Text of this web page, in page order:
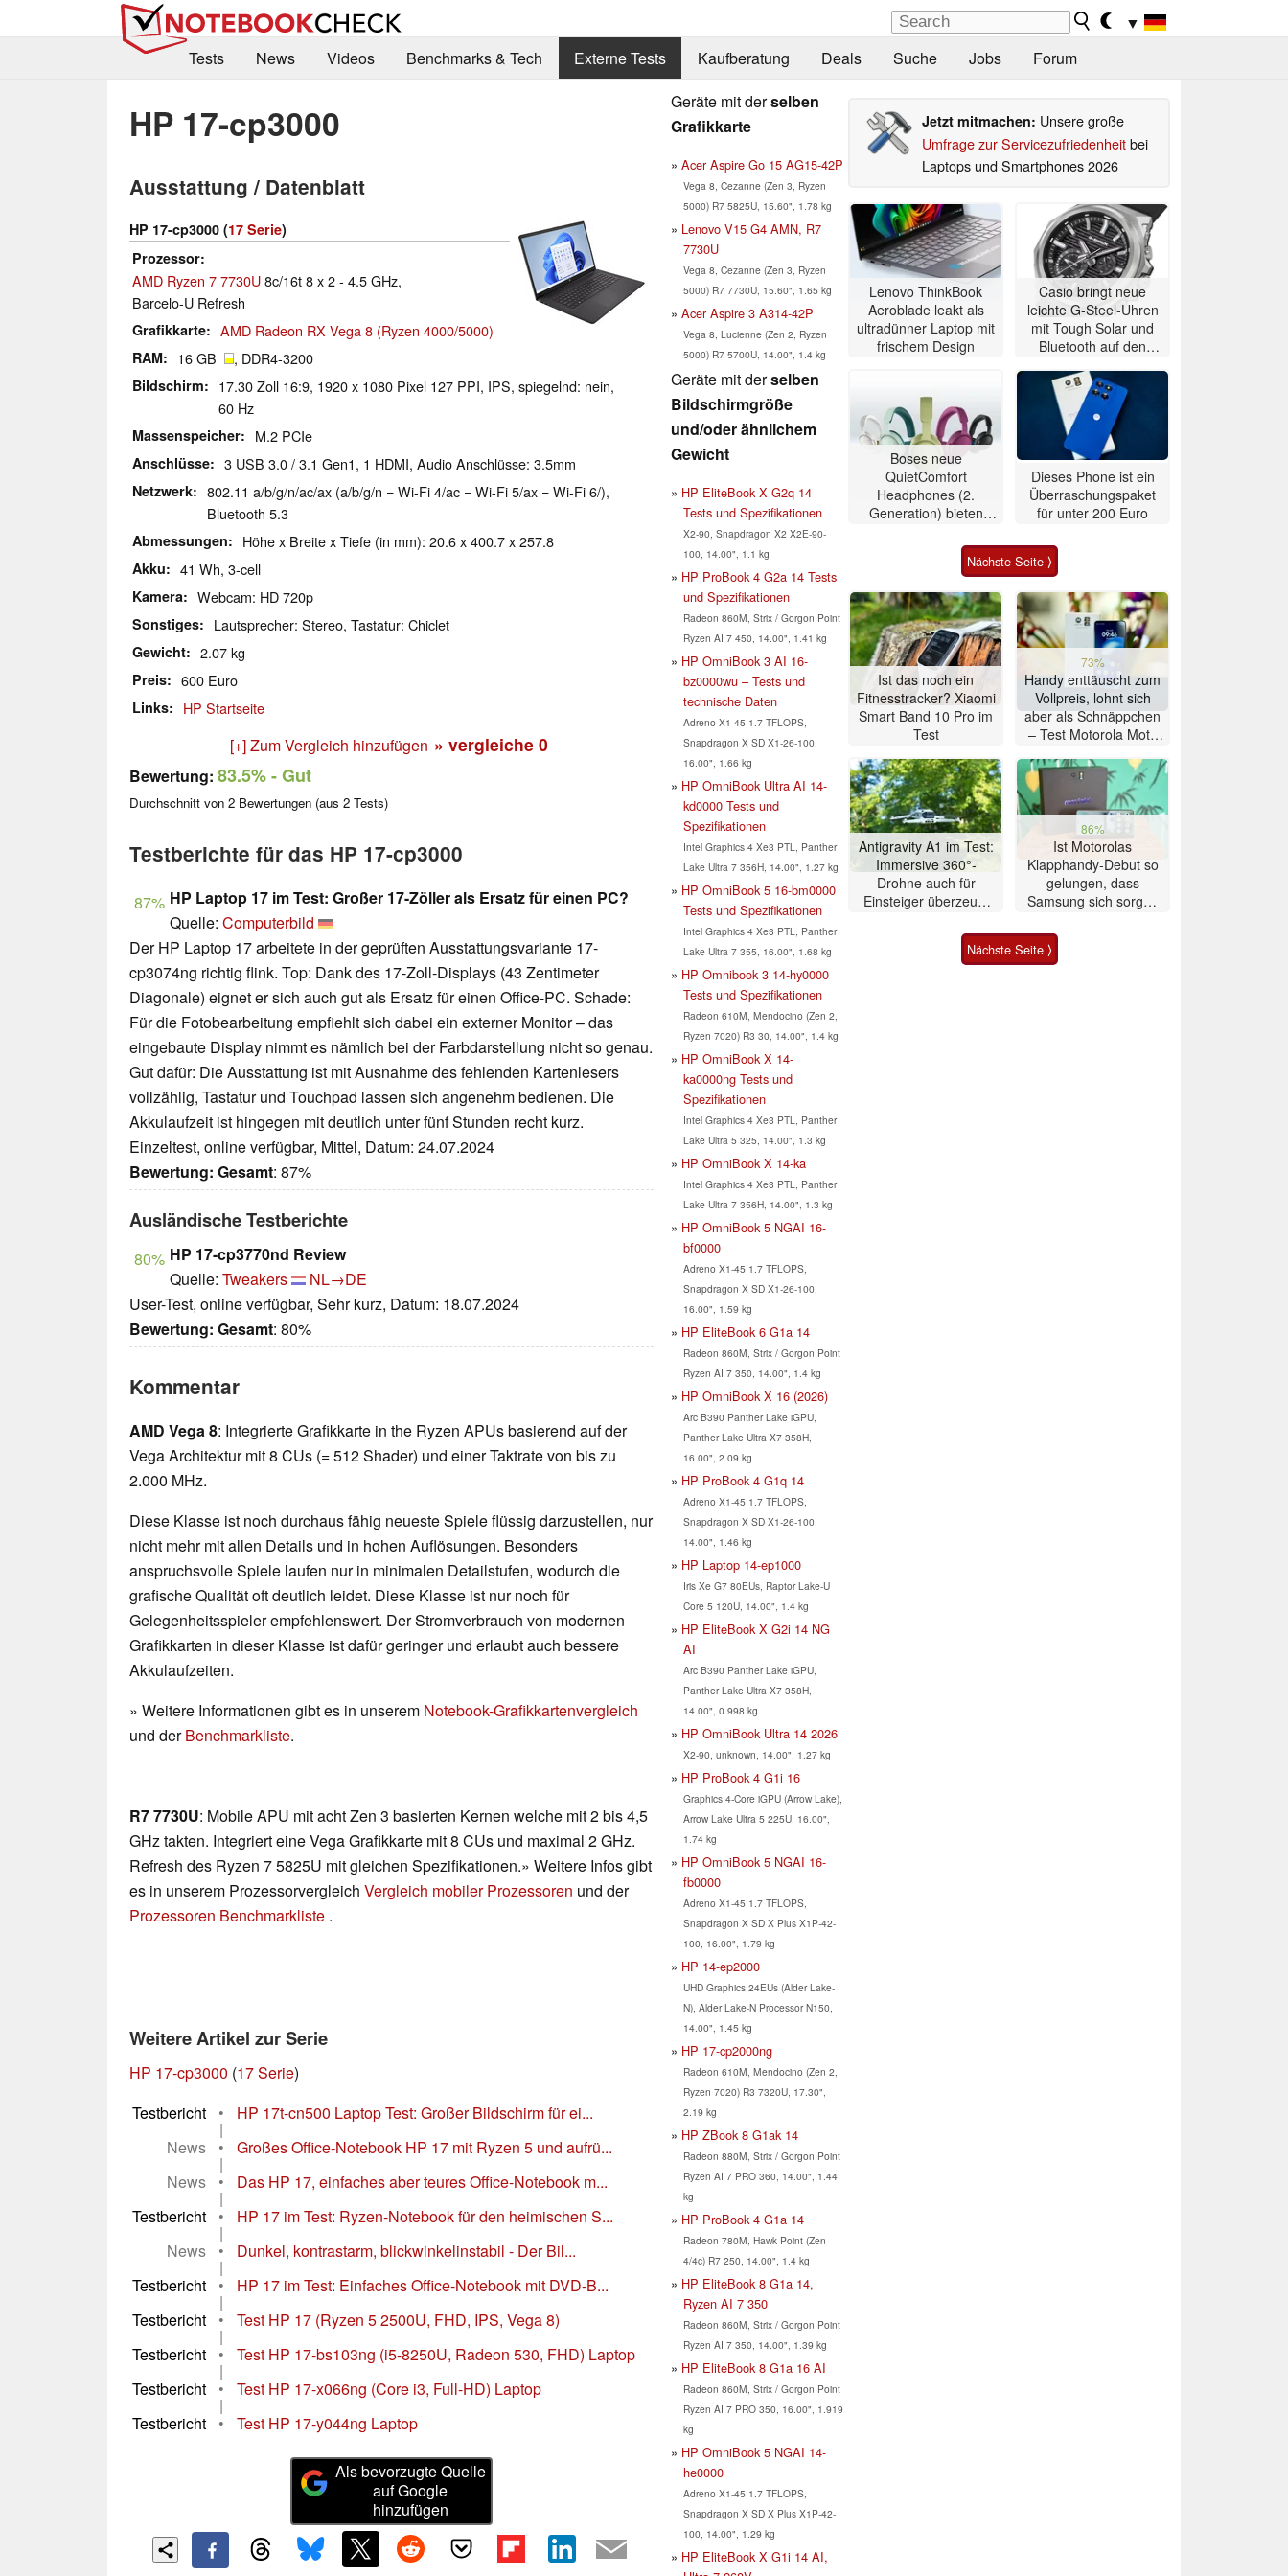
▼
Tests
News Videos Benchmarks & Tech Externe Tests Kaufberatung Deals Suche Jobs Forum
HP 17-cp3000
Ausstattung / Datenblatt
HP 17-cp3000 (17 Serie)
Prozessor
AMD Ryzen 7 7730U8c/16t 8 x 2 - 4.5 GHz,
Barcelo-U Refresh
Grafikkarte AMD Radeon RX Vega 8 (Ryzen 4000/5000)
RAM 16 GB , DDR4-3200
Bildschirm
17.30 Zoll 16:9, 1920 x 1080 Pixel 127 PPI, IPS, spiegelnd: nein,
60 Hz
Massenspeicher M.2 PCIe
Anschlüsse 3 USB 3.0 / 3.1 Gen1, 1 HDMI, Audio Anschlüsse: 3.5mm
Netzwerk
802.11 a/b/g/n/ac/ax (a/b/g/n = Wi-Fi 4/ac = Wi-Fi 5/ax = Wi-Fi 6/),
Bluetooth 5.3
Abmessungen Höhe x Breite x Tiefe (in mm): 20.6 x 400.7 x 257.8
Akku 41 Wh, 3-cell
Kamera Webcam: HD 720p
Sonstiges Lautsprecher: Stereo, Tastatur: Chiclet
Gewicht 2.07 kg
Preis 600 Euro
Links HP Startseite
[+] Zum Vergleich hinzufügen » vergleiche 0
Bewertung: 83.5%- Gut
Durchschnitt von 2 Bewertungen (aus 2 Tests)
Testberichte für das HP 17-cp3000
87% HP Laptop 17 im Test: Großer 17-Zöller als Ersatz für einen PC?
Quelle: Computerbild
Der HP Laptop 17 arbeitete in der geprüften Ausstattungsvariante 17-
cp3074ng richtig flink. Top: Dank des 17-­Zoll-­Displays (43 Zentimeter
Diagonale) eignet er sich auch gut als Ersatz für einen Office-PC. Schade:
Für die Fotobearbeitung empfiehlt sich dabei ein externer Monitor – das
eingebaute Display nimmt es nämlich bei der Farbdarstellung nicht so genau.
Gut dafür: Die Ausstattung ist mit Ausnahme des fehlenden Kartenlesers
vollzählig, Tastatur und Touchpad lassen sich angenehm bedienen. Die
Akkulaufzeit ist hingegen mit deutlich unter fünf Stunden recht kurz.
Einzeltest, online verfügbar, Mittel, Datum: 24.07.2024
Bewertung: Gesamt: 87%
Ausländische Testberichte
80% HP 17-cp3770nd Review
Quelle: Tweakers
NL→DE
User-Test, online verfügbar, Sehr kurz, Datum: 18.07.2024
Bewertung: Gesamt: 80%
Kommentar
AMD Vega 8: Integrierte Grafikkarte in the Ryzen APUs basierend auf der
Vega Architektur mit 8 CUs (= 512 Shader) und einer Taktrate von bis zu
2.000 MHz.
Diese Klasse ist noch durchaus fähig neueste Spiele flüssig darzustellen, nur
nicht mehr mit allen Details und in hohen Auflösungen. Besonders
anspruchsvolle Spiele laufen nur in minimalen Detailstufen, wodurch die
grafische Qualität oft deutlich leidet. Diese Klasse ist nur noch für
Gelegenheitsspieler empfehlenswert. Der Stromverbrauch von modernen
Grafikkarten in dieser Klasse ist dafür geringer und erlaubt auch bessere
Akkulaufzeiten.
» Weitere Informationen gibt es in unserem Notebook-Grafikkartenvergleich
und derBenchmarkliste.
R7 7730U: Mobile APU mit acht Zen 3 basierten Kernen welche mit 2 bis 4,5
GHz takten. Integriert eine Vega Grafikkarte mit 8 CUs und maximal 2 GHz.
Refresh des Ryzen 7 5825U mit gleichen Spezifikationen.» Weitere Infos gibt
es in unserem Prozessorvergleich Vergleich mobiler Prozessoren und der
Prozessoren Benchmarkliste .
Weitere Artikel zur Serie
HP 17-cp3000 (17 Serie)
Testbericht
• HP 17t-cn500 Laptop Test: Großer Bildschirm für ei...
|
News
• Großes Office-Notebook HP 17 mit Ryzen 5 und aufrü...
|
News
• Das HP 17, einfaches aber teures Office-Notebook m...
|
Testbericht
• HP 17 im Test: Ryzen-Notebook für den heimischen S...
|
News
• Dunkel, kontrastarm, blickwinkelinstabil - Der Bil...
|
Testbericht
• HP 17 im Test: Einfaches Office-Notebook mit DVD-B...
|
Testbericht
• Test HP 17 (Ryzen 5 2500U, FHD, IPS, Vega 8)
|
Testbericht
• Test HP 17-bs103ng (i5-8250U, Radeon 530, FHD) Laptop
|
Testbericht
• Test HP 17-x066ng (Core i3, Full-HD) Laptop
|
Testbericht
• Test HP 17-y044ng Laptop
Als bevorzugte Quelle
auf Google
hinzufügen
Geräte mit derselben
Grafikkarte
Acer Aspire Go 15 AG15-42P
Vega 8, Cezanne (Zen 3, Ryzen
5000) R7 5825U, 15.60", 1.78 kg
Lenovo V15 G4 AMN, R7
7730U
Vega 8, Cezanne (Zen 3, Ryzen
5000) R7 7730U, 15.60", 1.65 kg
Acer Aspire 3 A314-42P
Vega 8, Lucienne (Zen 2, Ryzen
5000) R7 5700U, 14.00", 1.4 kg
Geräte mit derselben
Bildschirmgröße
und/oder ähnlichem
Gewicht
HP EliteBook X G2q 14
Tests und Spezifikationen
X2-90, Snapdragon X2 X2E-90-
100, 14.00", 1.1 kg
HP ProBook 4 G2a 14 Tests
und Spezifikationen
Radeon 860M, Strix / Gorgon Point
Ryzen AI 7 450, 14.00", 1.41 kg
HP OmniBook 3 AI 16-
bz0000wu – Tests und
technische Daten
Adreno X1-45 1.7 TFLOPS,
Snapdragon X SD X1-26-100,
16.00", 1.66 kg
HP OmniBook Ultra AI 14-
kd0000 Tests und
Spezifikationen
Intel Graphics 4 Xe3 PTL, Panther
Lake Ultra 7 356H, 14.00", 1.27 kg
HP OmniBook 5 16-bm0000
Tests und Spezifikationen
Intel Graphics 4 Xe3 PTL, Panther
Lake Ultra 7 355, 16.00", 1.68 kg
HP Omnibook 3 14-hy0000
Tests und Spezifikationen
Radeon 610M, Mendocino (Zen 2,
Ryzen 7020) R3 30, 14.00", 1.4 kg
HP OmniBook X 14-
ka0000ng Tests und
Spezifikationen
Intel Graphics 4 Xe3 PTL, Panther
Lake Ultra 5 325, 14.00", 1.3 kg
HP OmniBook X 14-ka
Intel Graphics 4 Xe3 PTL, Panther
Lake Ultra 7 356H, 14.00", 1.3 kg
HP OmniBook 5 NGAI 16-
bf0000
Adreno X1-45 1.7 TFLOPS,
Snapdragon X SD X1-26-100,
16.00", 1.59 kg
HP EliteBook 6 G1a 14
Radeon 860M, Strix / Gorgon Point
Ryzen AI 7 350, 14.00", 1.4 kg
HP OmniBook X 16 (2026)
Arc B390 Panther Lake iGPU,
Panther Lake Ultra X7 358H,
16.00", 2.09 kg
HP ProBook 4 G1q 14
Adreno X1-45 1.7 TFLOPS,
Snapdragon X SD X1-26-100,
14.00", 1.46 kg
HP Laptop 14-ep1000
Iris Xe G7 80EUs, Raptor Lake-U
Core 5 120U, 14.00", 1.4 kg
HP EliteBook X G2i 14 NG
AI
Arc B390 Panther Lake iGPU,
Panther Lake Ultra X7 358H,
14.00", 0.998 kg
HP OmniBook Ultra 14 2026
X2-90, unknown, 14.00", 1.27 kg
HP ProBook 4 G1i 16
Graphics 4-Core iGPU (Arrow Lake),
Arrow Lake Ultra 5 225U, 16.00",
1.74 kg
HP OmniBook 5 NGAI 16-
fb0000
Adreno X1-45 1.7 TFLOPS,
Snapdragon X SD X Plus X1P-42-
100, 16.00", 1.79 kg
HP 14-ep2000
UHD Graphics 24EUs (Alder Lake-
N), Alder Lake-N Processor N150,
14.00", 1.45 kg
HP 17-cp2000ng
Radeon 610M, Mendocino (Zen 2,
Ryzen 7020) R3 7320U, 17.30",
2.19 kg
HP ZBook 8 G1ak 14
Radeon 880M, Strix / Gorgon Point
Ryzen AI 7 PRO 360, 14.00", 1.44
kg
HP ProBook 4 G1a 14
Radeon 780M, Hawk Point (Zen
4/4c) R7 250, 14.00", 1.4 kg
HP EliteBook 8 G1a 14,
Ryzen AI 7 350
Radeon 860M, Strix / Gorgon Point
Ryzen AI 7 350, 14.00", 1.39 kg
HP EliteBook 8 G1a 16 AI
Radeon 860M, Strix / Gorgon Point
Ryzen AI 7 PRO 350, 16.00", 1.919
kg
HP OmniBook 5 NGAI 14-
he0000
Adreno X1-45 1.7 TFLOPS,
Snapdragon X SD X Plus X1P-42-
100, 14.00", 1.29 kg
HP EliteBook X G1i 14 AI,
Jetzt mitmachen: Unsere große
Umfrage zur Servicezufriedenheitbei
Laptops und Smartphones 2026
Lenovo ThinkBook
Aeroblade leakt als
ultradünner Laptop mit
frischem Design
Casio bringt neue
leichte G-Steel-Uhren
mit Tough Solar und
Bluetooth auf den
Boses neue
QuietComfort
Headphones (2.
Generation) bieten
Dieses Phone ist ein
Überraschungspaket
für unter 200 Euro
Nächste Seite ⟩
Ist das noch ein
Fitnesstracker? Xiaomi
Smart Band 10 Pro im
Test
73%
Handy enttäuscht zum
Vollpreis, lohnt sich
aber als Schnäppchen
– Test Motorola Moto
Antigravity A1 im Test:
Immersive 360°-
Drohne auch für
Einsteiger überzeugt
86%
Ist Motorolas
Klapphandy-Debut so
gelungen, dass
Samsung sich sorgen
Smartphone im Test
Nächste Seite ⟩